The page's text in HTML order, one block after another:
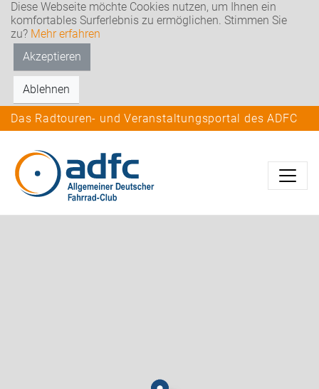
Diese Webseite möchte Cookies nutzen, um Ihnen ein
komfortables Surferlebnis zu ermöglichen. Stimmen Sie
zu? Mehr erfahren
Akzeptieren
Ablehnen
Das Radtouren- und Veranstaltungsportal des ADFC